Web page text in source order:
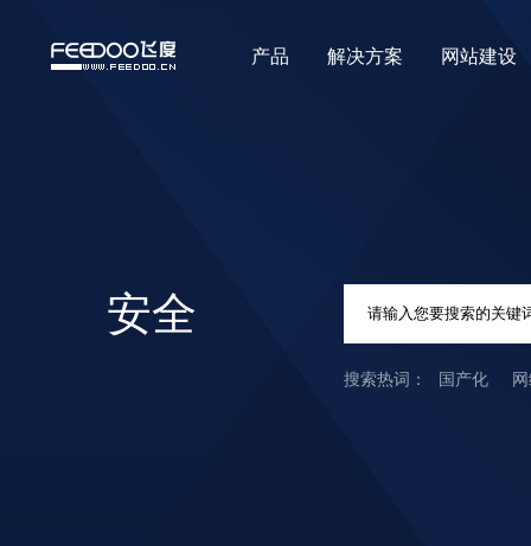
产品 解决方案 网站建设
安全
国产化